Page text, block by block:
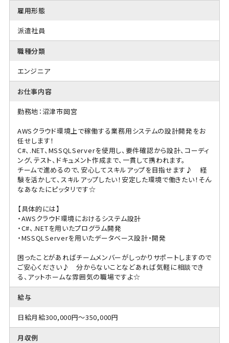
雇用形態
派遣社員
職種分類
エンジニア
お仕事内容
勤務地：沼津市岡宮
AWSクラウド環境上で稼働する業務用システムの設計開発をお
任せします！
C#、.NET、MSSQLServerを使用し、要件確認から設計、コーディ
ング、テスト、ドキュメント作成まで、一貫して携われます。
チームで進めるので、安心してスキルアップを目指せます♪ 経
験を活かして、スキルアップしたい！安定した環境で働きたい！そん
なあなたにピッタリです☆
【具体的には】
・AWSクラウド環境におけるシステム設計
・C#、.NETを用いたプログラム開発
・MSSQLServerを用いたデータベース設計・開発
困ったことがあればチームメンバーがしっかりサポートしますので
ご安心ください♪ 分からないことなどあれば気軽に相談でき
る、アットホームな雰囲気の職場ですよ☆
給与
日給月給300,000円～350,000円
月収例